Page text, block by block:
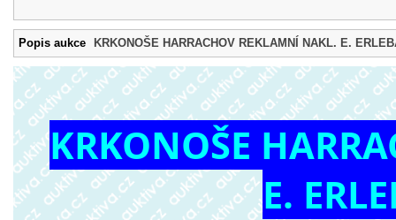
Popis aukce KRKONOŠE HARRACHOV REKLAMNÍ NAKL. E.
KRKONOŠE
E.